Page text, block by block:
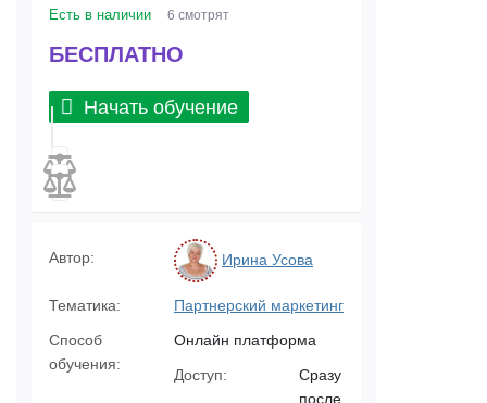
Есть в наличии 6 смотрят
БЕСПЛАТНО
Начать обучение
Автор: Ирина Усова
Тематика:
Партнерский маркетинг
Способ
обучения:
Онлайн платформа
Доступ:
Сразу
после